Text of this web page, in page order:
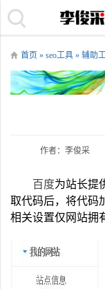
首页 » seo工具 » 辅助
作者：李俊采
百度为站长提
取代码后，将代码
相关设置仅网站拥